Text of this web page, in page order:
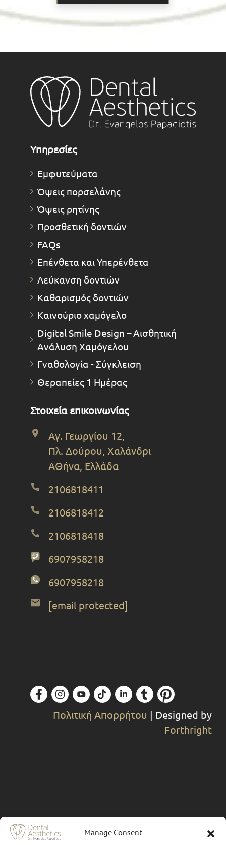
Manage Consent
Υπηρεσίες
Εμφυτεύματα
Όψεις πορσελάνης
Όψεις ρητίνης
Προσθετική δοντιών
FAQs
Επένθετα και Υπερένθετα
Λεύκανση δοντιών
Καθαρισμός δοντιών
Καινούριο χαμόγελο
Digital Smile Design – Αισθητική
Ανάλυση Χαμόγελου
Γναθολογία - Σύγκλειση
Θεραπείες 1 Ημέρας
Στοιχεία επικοινωνίας
Αγ. Γεωργίου 12,
Πλ. Δούρου, Χαλάνδρι
ΑΘήνα, Ελλάδα
2106818411
2106818412
2106818418
6907958218
6907958218
[email protected]
Πολιτική Απορρήτου | Designed by
Forthright